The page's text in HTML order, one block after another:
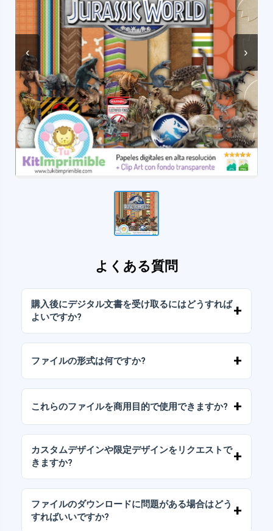
‹ ›
よくある質問
購入後にデジタル文書を受け取るにはどうすれば
よいですか?
イルをダウンロードできます。
ファイルの形式は何ですか?
パッケージには、AIまたはPDFファイルも含ま
れています。
これらのファイルを商用目的で使用できますか?
（変更せずに）再販しないことを条件として、
個人ライセンスと商用ライセンスが含まれてい
ます。
カスタムデザインや限定デザインをリクエストで
きますか?
ます。お気軽にお問い合わせいただき、ご希望
をお伝えください。
ファイルのダウンロードに問題がある場合はどう
すればいいですか?